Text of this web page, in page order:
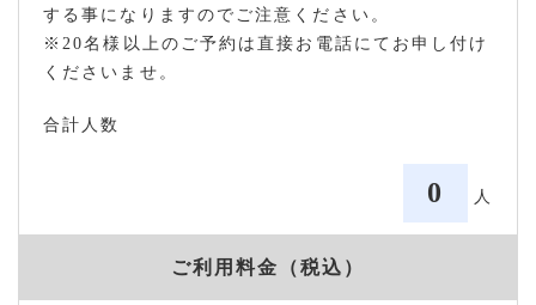
する事になりますのでご注意ください。
※20名様以上のご予約は直接お電話にてお申し付け
くださいませ。
合計人数
0 人
ご利用料金（税込）